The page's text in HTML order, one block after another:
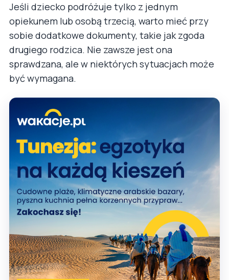
Jeśli dziecko podróżuje tylko z jednym
opiekunem lub osobą trzecią, warto mieć przy
sobie dodatkowe dokumenty, takie jak zgoda
drugiego rodzica. Nie zawsze jest ona
sprawdzana, ale w niektórych sytuacjach może
być wymagana.